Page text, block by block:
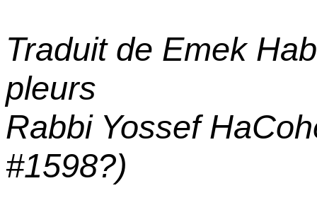
Traduit de Emek
pleurs
Rabbi Yossef
#1598?)